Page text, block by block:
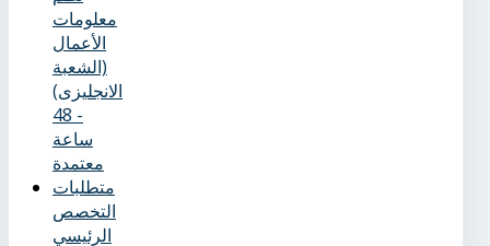
معلومات
الأعمال
(الشعبة
الانجليزى)
- 48
ساعة
معتمدة
متطلبات
التخصص
الرئيسي